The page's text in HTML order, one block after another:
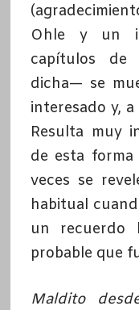
Ohle y un
capítulos de
dicha— se
interesado y,
Resulta muy
de esta
veces se
habitual
un recuerdo
probable que
Maldito